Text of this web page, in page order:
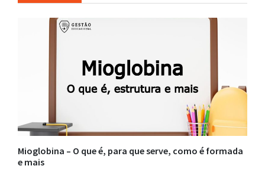
Mioglobina – O que é, para que serve, como é formada
e mais